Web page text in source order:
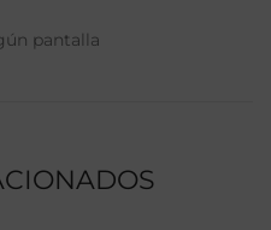
pantalla